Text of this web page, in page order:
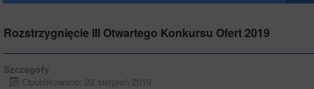
Rozstrzygnięcie III Otwartego Konkursu Ofert 2019
Szczegóły
Opublikowano: 22 sierpień 2019